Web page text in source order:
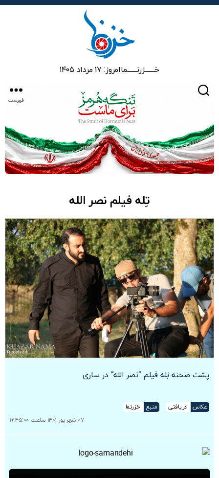
خـــــــزرنـــــــماامروز: ۱۷ مرداد ۱۴۰۵
فهرست
تِله فیلم نصر الله
پشت صحنه تِله فیلم “نصر الله” در ساری
عکاس دریافتی منبع
خزرنما
۰۷ شهریور ۱۴۰۱ ساعت ۱۶:۴۵:۰۰